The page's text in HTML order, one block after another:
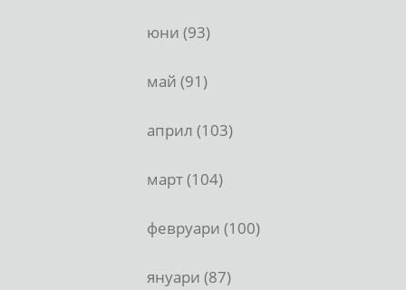
юни (93)
май (91)
април (103)
март (104)
февруари (100)
януари (87)